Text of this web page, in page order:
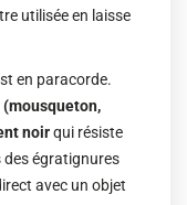
utilisée en laisse
en paracorde.
(mousqueton,
noirqui résiste
égratignures
avec un objet